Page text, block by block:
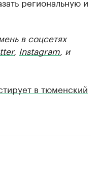
в соцсетях
, Instagram , и
в тюменский